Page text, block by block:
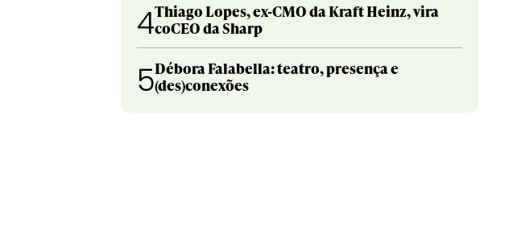
4Thiago Lopes, ex-CMO da Kraft Heinz, vira
coCEO da Sharp
5Débora Falabella: teatro, presença e
(des)conexões